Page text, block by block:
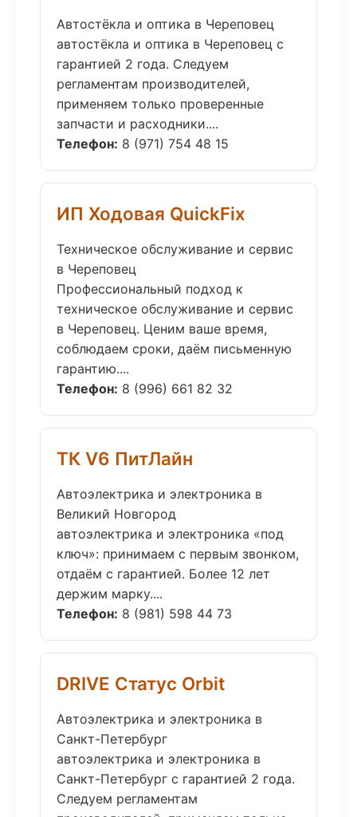
Автостёкла и оптика в Череповец
автостёкла и оптика в Череповец с
гарантией 2 года. Следуем
регламентам производителей,
применяем только проверенные
запчасти и расходники....
Телефон: 8 (971) 754 48 15
ИП Ходовая QuickFix
Техническое обслуживание и сервис
в Череповец
Профессиональный подход к
техническое обслуживание и сервис
в Череповец. Ценим ваше время,
соблюдаем сроки, даём письменную
гарантию....
Телефон: 8 (996) 661 82 32
ТК V6 ПитЛайн
Автоэлектрика и электроника в
Великий Новгород
автоэлектрика и электроника «под
ключ»: принимаем с первым звонком,
отдаём с гарантией. Более 12 лет
держим марку....
Телефон: 8 (981) 598 44 73
DRIVE Статус Orbit
Автоэлектрика и электроника в
Санкт-Петербург
автоэлектрика и электроника в
Санкт-Петербург с гарантией 2 года.
Следуем регламентам